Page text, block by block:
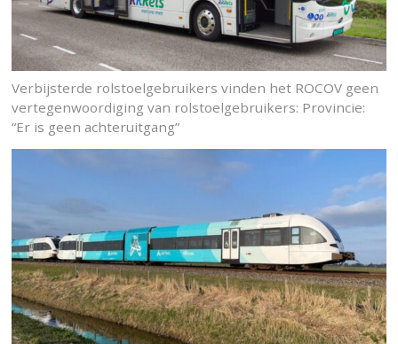
Verbijsterde rolstoelgebruikers vinden het ROCOV geen
vertegenwoordiging van rolstoelgebruikers: Provincie:
“Er is geen achteruitgang”